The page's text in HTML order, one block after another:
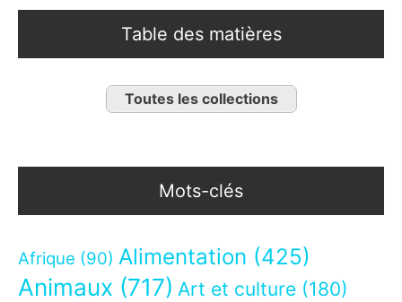
Table des matières
Toutes les collections
Mots-clés
Afrique (90) Alimentation (425)
Animaux (717) Art et culture (180)